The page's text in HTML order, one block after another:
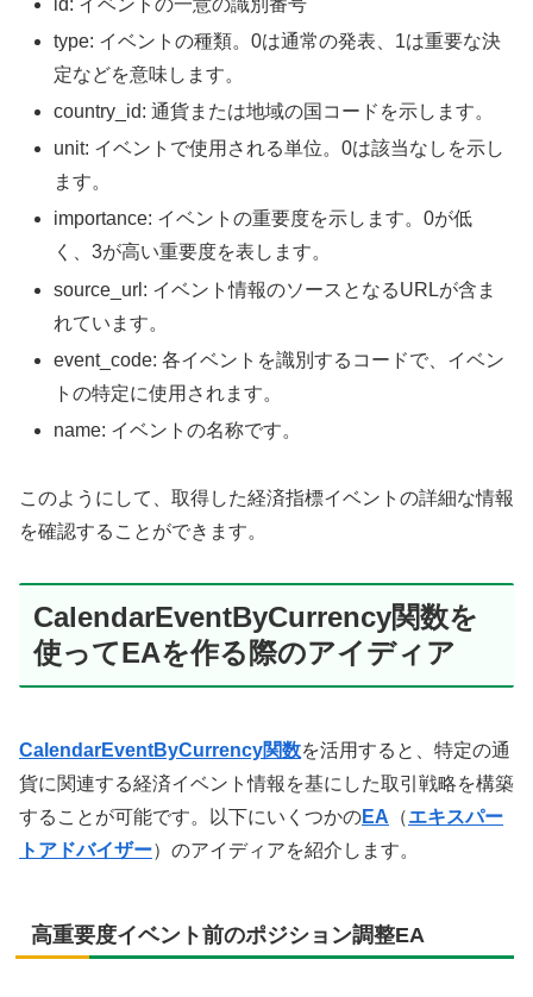
type: イベントの種類。0は通常の発表、1は重要な決
定などを意味します。
country_id: 通貨または地域の国コードを示します。
unit: イベントで使用される単位。0は該当なしを示し
ます。
importance: イベントの重要度を示します。0が低
く、3が高い重要度を表します。
source_url: イベント情報のソースとなるURLが含ま
れています。
event_code: 各イベントを識別するコードで、イベン
トの特定に使用されます。
name: イベントの名称です。
このようにして、取得した経済指標イベントの詳細な情報
を確認することができます。
CalendarEventByCurrency関数を
使ってEAを作る際のアイディア
CalendarEventByCurrency関数を活用すると、特定の通
貨に関連する経済イベント情報を基にした取引戦略を構築
することが可能です。以下にいくつかのEA （エキスパー
トアドバイザー）のアイディアを紹介します。
高重要度イベント前のポジション調整EA